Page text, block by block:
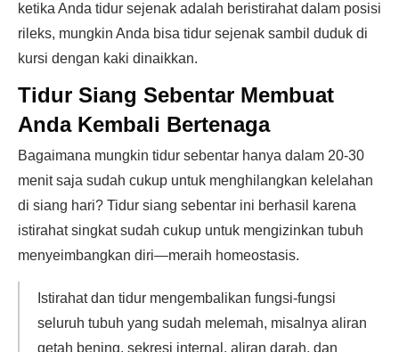
ketika Anda tidur sejenak adalah beristirahat dalam posisi
rileks, mungkin Anda bisa tidur sejenak sambil duduk di
kursi dengan kaki dinaikkan.
Tidur Siang Sebentar Membuat
Anda Kembali Bertenaga
Bagaimana mungkin tidur sebentar hanya dalam 20-30
menit saja sudah cukup untuk menghilangkan kelelahan
di siang hari? Tidur siang sebentar ini berhasil karena
istirahat singkat sudah cukup untuk mengizinkan tubuh
menyeimbangkan diri—meraih homeostasis.
Istirahat dan tidur mengembalikan fungsi-fungsi
seluruh tubuh yang sudah melemah, misalnya aliran
getah bening, sekresi internal, aliran darah, dan